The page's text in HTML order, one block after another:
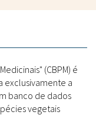
(CBPM) é
exclusivamente a
banco de dados
vegetais